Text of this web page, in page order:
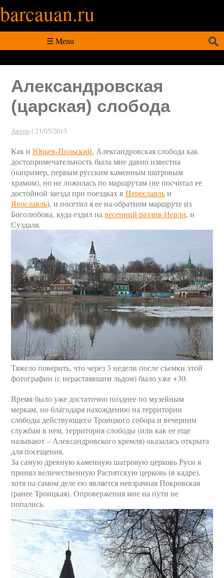
barcauan.ru
☰ Menu
Александровская
(царская) слобода
Автор |21/05/2013
Как иЮрьев-Польский, Александровская слобода как
достопримечательность была мне давно известна
(например, первым русским каменным шатровым
храмом), но не ложилась по маршрутам (не посчитал ее
достойной заезда при поездках вПереславльи
Ярославль), и посетил я ее на обратном маршруте из
Боголюбова, куда ездил навесенний разлив Нерли, и
Суздаля.
Тяжело поверить, что через 3 недели после съемки этой
фотографии (с нерастаявшим льдом) было уже +30.
Время было уже достаточно позднее по музейным
меркам, но благодаря нахождению на территории
слободы действующего Троицкого собора и вечерним
службам в нем, территория слободы (или как ее еще
называют – Александровского кремля) оказалась открыта
для посещения.
За самую древную каменную шатровую церковь Руси я
принял величественную Распятскую церковь (в кадре),
хотя на самом деле ею является невзрачная Покровская
(ранее Троицкая). Опровержения мне на пути не
попались.